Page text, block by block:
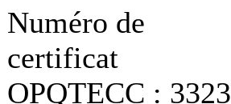
Numéro de
certificat
OPQTECC : 3323